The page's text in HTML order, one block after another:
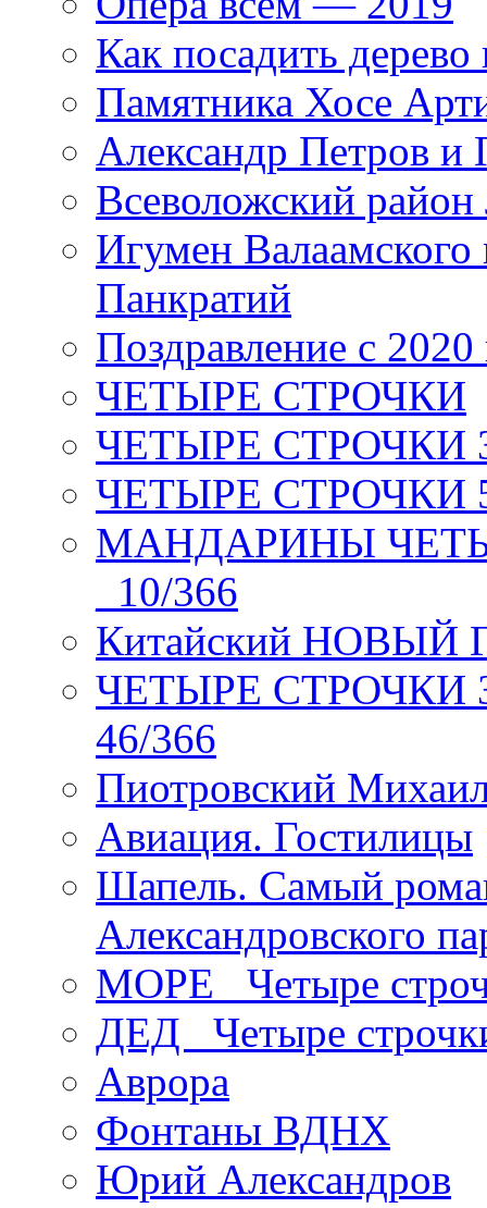
Как посадить дерево
Памятника Хосе
Александр Петров и
Всеволожский район
Игумен
Панкратий
Поздравление с 2020
ЧЕТЫРЕ СТРОЧКИ
ЧЕТЫРЕ СТРОЧКИ 3
ЧЕТЫРЕ СТРОЧКИ 5
МАНДАРИНЫ
_10/366
Китайский НОВЫЙ
ЧЕТЫРЕ СТРОЧКИ
46/366
Пиотровский
Авиация. Гостилицы
Шапель. Самый
Александровского
МОРЕ _Четыре
ДЕД _Четыре
Аврора
Фонтаны ВДНХ
Юрий Александров